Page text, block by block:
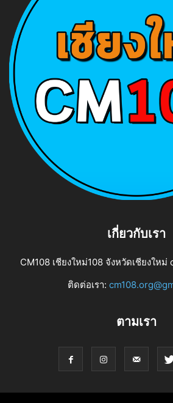
เกี่ยวกับเรา
CM108 เชียงใหม่108 จังหวัดเชียงให
ติดต่อเรา:
ตามเรา